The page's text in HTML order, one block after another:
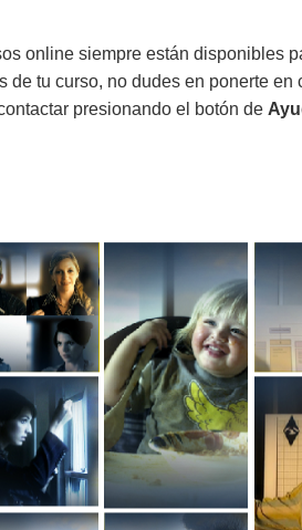
online siempre están disponibles
de tu curso, no dudes en ponerte en
presionando el botón de